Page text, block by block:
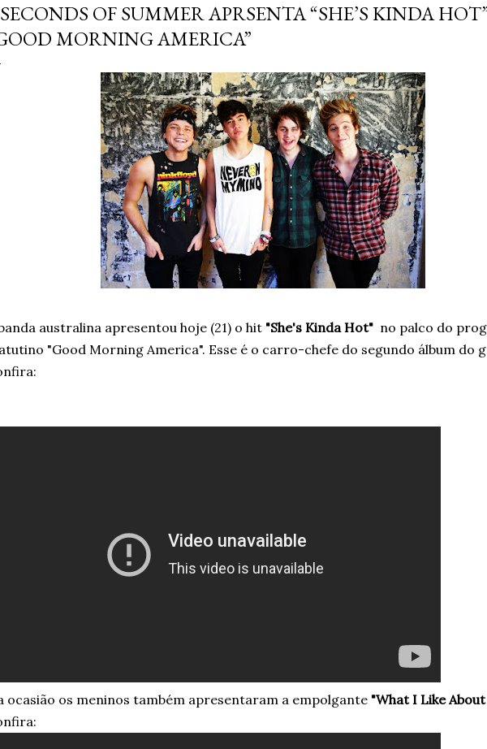
OF SUMMER APRSENTA “SHE’S KINDA
MORNING AMERICA”
australina apresentou hoje (21) o hit "She's Kinda Hot" no palco do
"Good Morning America". Esse é o carro-chefe do segundo álbum do
ocasião os meninos também apresentaram a empolgante "What I Like